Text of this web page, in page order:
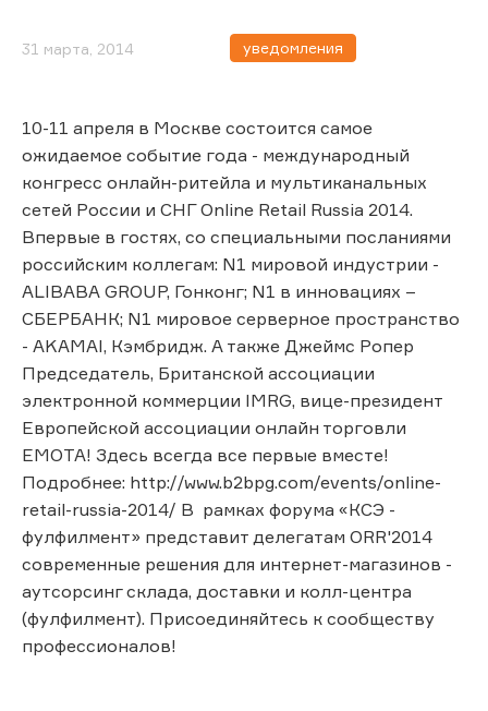
31 марта, 2014 уведомления
10-11 апреля в Москве состоится самое
ожидаемое событие года - международный
конгресс онлайн-ритейла и мультиканальных
сетей России и СНГ Online Retail Russia 2014.
Впервые в гостях, со специальными посланиями
российским коллегам: N1 мировой индустрии -
ALIBABA GROUP, Гонконг; N1 в инновациях –
СБЕРБАНК; N1 мировое серверное пространство
- AKAMAI, Кэмбридж. А также Джеймс Ропер
Председатель, Британской ассоциации
электронной коммерции IMRG, вице-президент
Европейской ассоциации онлайн торговли
EMOTA! Здесь всегда все первые вместе!
Подробнее: http://www.b2bpg.com/events/online-
retail-russia-2014/ В рамках форума «КСЭ -
фулфилмент» представит делегатам ORR'2014
современные решения для интернет-магазинов -
аутсорсинг склада, доставки и колл-центра
(фулфилмент). Присоединяйтесь к сообществу
профессионалов!